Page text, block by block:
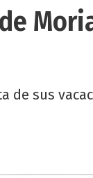
de sus